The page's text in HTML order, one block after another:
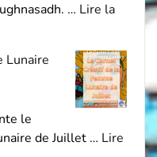
… Lire la
Lunaire
le
de Juillet … Lire